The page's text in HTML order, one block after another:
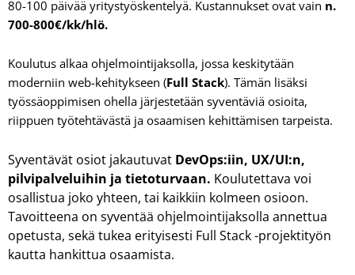
80-100 päivää yritystyöskentelyä. Kustannukset ovat vain n.
700-800€/kk/hlö.
Koulutus alkaa ohjelmointijaksolla, jossa keskitytään
moderniin web-kehitykseen (Full Stack). Tämän lisäksi
työssäoppimisen ohella järjestetään syventäviä osioita,
riippuen työtehtävästä ja osaamisen kehittämisen tarpeista.
Syventävät osiot jakautuvat DevOps:iin, UX/UI:n,
pilvipal­veluihin ja tietoturvaan. Koulutettava voi
osallistua joko yhteen, tai kaikkiin kolmeen osioon.
Tavoitteena on syventää ohjelmointijak­solla annettua
opetusta, sekä tukea erityisesti Full Stack -projekti­työn
kautta hankittua osaamista.